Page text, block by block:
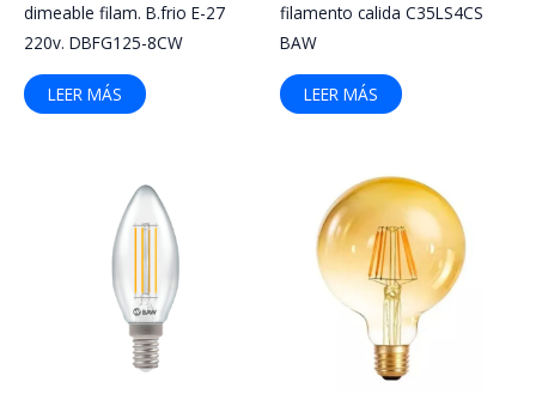
dimeable filam. B.frio E-27
220v. DBFG125-8CW​
LEER MÁS
filamento calida C35LS4CS
BAW
LEER MÁS